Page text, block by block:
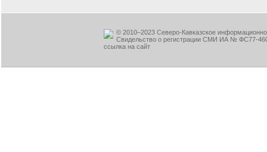
© 2010–2023 Северо-Кавказское
Свидельство о регистрации СМИ ИА № ФС77-
ссылка на сайт